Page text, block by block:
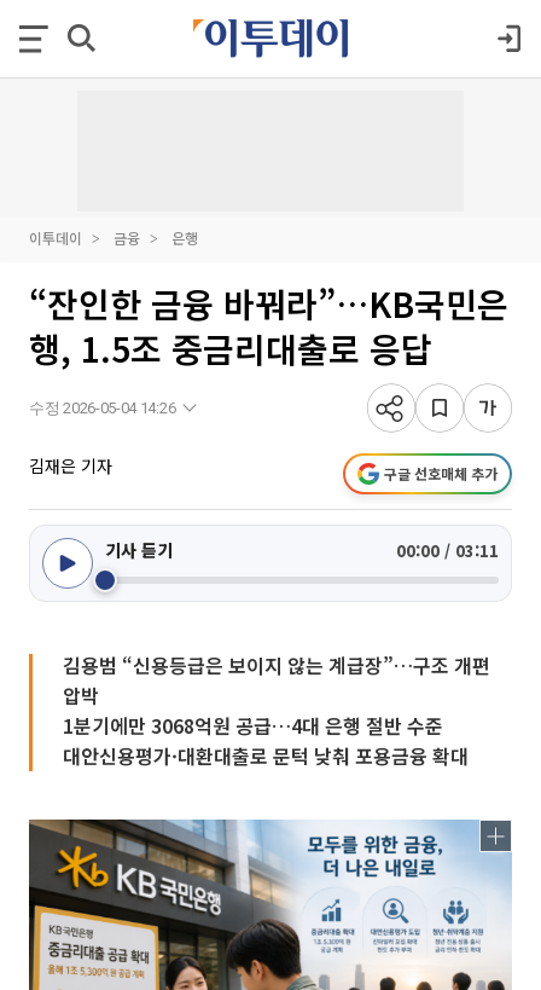
이투데이 금융 은행
“잔인한 금융 바꿔라”…KB국민은
행, 1.5조 중금리대출로 응답
수정 2026-05-04 14:26
김재은 기자 구글 선호매체 추가
기사 듣기 00:00 / 03:11
김용범 “신용등급은 보이지 않는 계급장”…구조 개편
압박
1분기에만 3068억원 공급…4대 은행 절반 수준
대안신용평가·대환대출로 문턱 낮춰 포용금융 확대